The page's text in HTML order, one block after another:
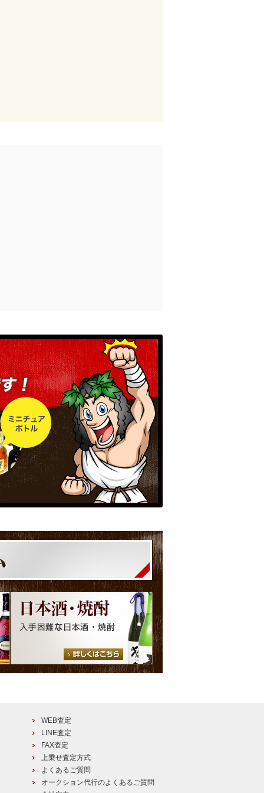
WEB査定
LINE査定
FAX査定
上乗せ査定方式
よくあるご質問
オークション代行のよくあるご質問